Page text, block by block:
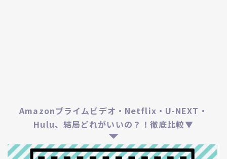
Amazonプライムビデオ・Netflix・U-NEXT・
Hulu、結局どれがいいの？！徹底比較▼